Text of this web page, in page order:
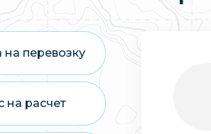
на перевозку
на расчет